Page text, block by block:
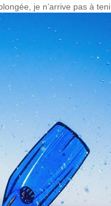
je n’arrive pas à